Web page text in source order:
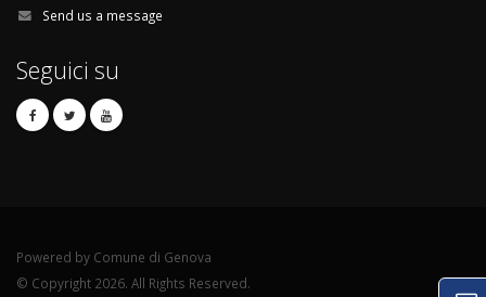
Send us a message
Seguici su
Powered by Comune di Genova
© Copyright 2026. All Rights Reserved.